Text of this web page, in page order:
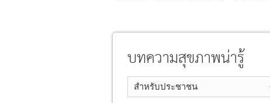
บทความสุขภาพน่ารู้
สำหรับประชาชน